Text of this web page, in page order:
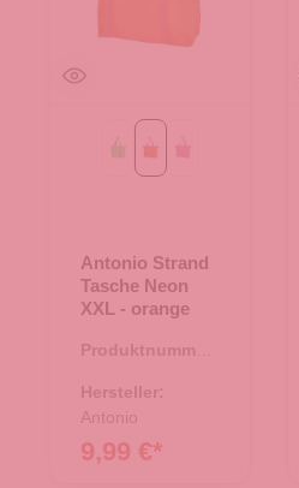
grünorangepink
Antonio Strand
Tasche Neon
XXL - orange
Produktnummer:
Hersteller:
Antonio
9,99 €*